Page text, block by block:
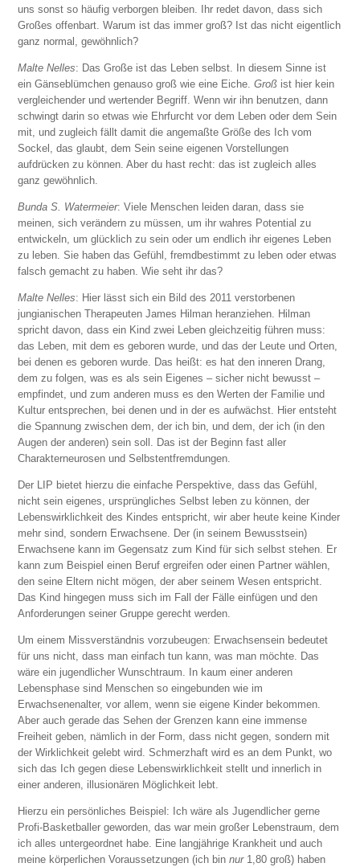
uns sonst so häufig verborgen bleiben. Ihr redet davon, dass sich
Großes offenbart. Warum ist das immer groß? Ist das nicht eigentlich
ganz normal, gewöhnlich?
Malte Nelles: Das Große ist das Leben selbst. In diesem Sinne ist
ein Gänseblümchen genauso groß wie eine Eiche.Groß ist hier kein
vergleichender und wertender Begriff. Wenn wir ihn benutzen, dann
schwingt darin so etwas wie Ehrfurcht vor dem Leben oder dem Sein
mit, und zugleich fällt damit die angemaßte Größe des Ich vom
Sockel, das glaubt, dem Sein seine eigenen Vorstellungen
aufdrücken zu können. Aber du hast recht: das ist zugleich alles
ganz gewöhnlich.
Bunda S. Watermeier: Viele Menschen leiden daran, dass sie
meinen, sich verändern zu müssen, um ihr wahres Potential zu
entwickeln, um glücklich zu sein oder um endlich ihr eigenes Leben
zu leben. Sie haben das Gefühl, fremdbestimmt zu leben oder etwas
falsch gemacht zu haben. Wie seht ihr das?
Malte Nelles: Hier lässt sich ein Bild des 2011 verstorbenen
jungianischen Therapeuten James Hilman heranziehen. Hilman
spricht davon, dass ein Kind zwei Leben gleichzeitig führen muss:
das Leben, mit dem es geboren wurde, und das der Leute und Orten,
bei denen es geboren wurde. Das heißt: es hat den inneren Drang,
dem zu folgen, was es als sein Eigenes – sicher nicht bewusst –
empfindet, und zum anderen muss es den Werten der Familie und
Kultur entsprechen, bei denen und in der es aufwächst. Hier entsteht
die Spannung zwischen dem, der ich bin, und dem, der ich (in den
Augen der anderen) sein soll. Das ist der Beginn fast aller
Charakterneurosen und Selbstentfremdungen.
Der LIP bietet hierzu die einfache Perspektive, dass das Gefühl,
nicht sein eigenes, ursprüngliches Selbst leben zu können, der
Lebenswirklichkeit des Kindes entspricht, wir aber heute keine Kinder
mehr sind, sondern Erwachsene. Der (in seinem Bewusstsein)
Erwachsene kann im Gegensatz zum Kind für sich selbst stehen. Er
kann zum Beispiel einen Beruf ergreifen oder einen Partner wählen,
den seine Eltern nicht mögen, der aber seinem Wesen entspricht.
Das Kind hingegen muss sich im Fall der Fälle einfügen und den
Anforderungen seiner Gruppe gerecht werden.
Um einem Missverständnis vorzubeugen: Erwachsensein bedeutet
für uns nicht, dass man einfach tun kann, was man möchte. Das
wäre ein jugendlicher Wunschtraum. In kaum einer anderen
Lebensphase sind Menschen so eingebunden wie im
Erwachsenenalter, vor allem, wenn sie eigene Kinder bekommen.
Aber auch gerade das Sehen der Grenzen kann eine immense
Freiheit geben, nämlich in der Form, dass nicht gegen, sondern mit
der Wirklichkeit gelebt wird. Schmerzhaft wird es an dem Punkt, wo
sich das Ich gegen diese Lebenswirklichkeit stellt und innerlich in
einer anderen, illusionären Möglichkeit lebt.
Hierzu ein persönliches Beispiel: Ich wäre als Jugendlicher gerne
Profi-Basketballer geworden, das war mein großer Lebenstraum, dem
ich alles untergeordnet habe. Eine langjährige Krankheit und auch
meine körperlichen Voraussetzungen (ich binnur1,80 groß) haben